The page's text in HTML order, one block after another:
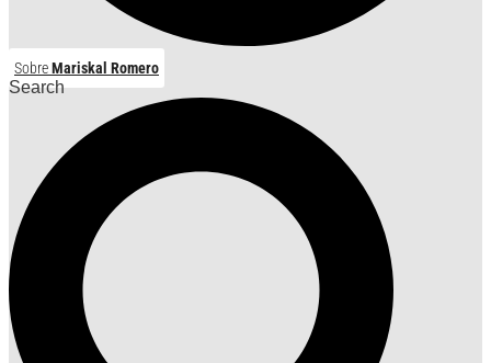
SobreMariskal Romero
Search